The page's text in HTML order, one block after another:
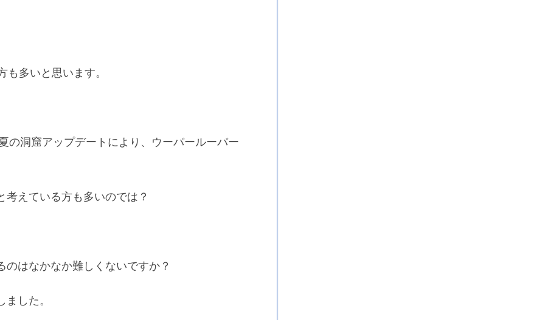
多いと思います。
の洞窟アップデートにより、ウーパールーパー
えている方も多いのでは？
はなかなか難しくないですか？
した。